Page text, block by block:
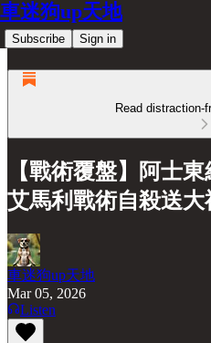
車迷狗up天地
Subscribe Sign in
Read distraction-
【戰術覆盤】阿士
艾馬利戰術自殺送大
車迷狗up天地
Mar 05, 2026
Listen